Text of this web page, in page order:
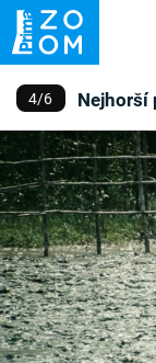
Trendy: ZRÁDCI
ZÁHADY
Témata
Témata
4/6 Nejhorší